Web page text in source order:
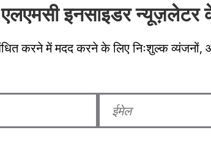
एलएमसी इनसाइडर
करने में मदद करने के लिए निःशुल्क